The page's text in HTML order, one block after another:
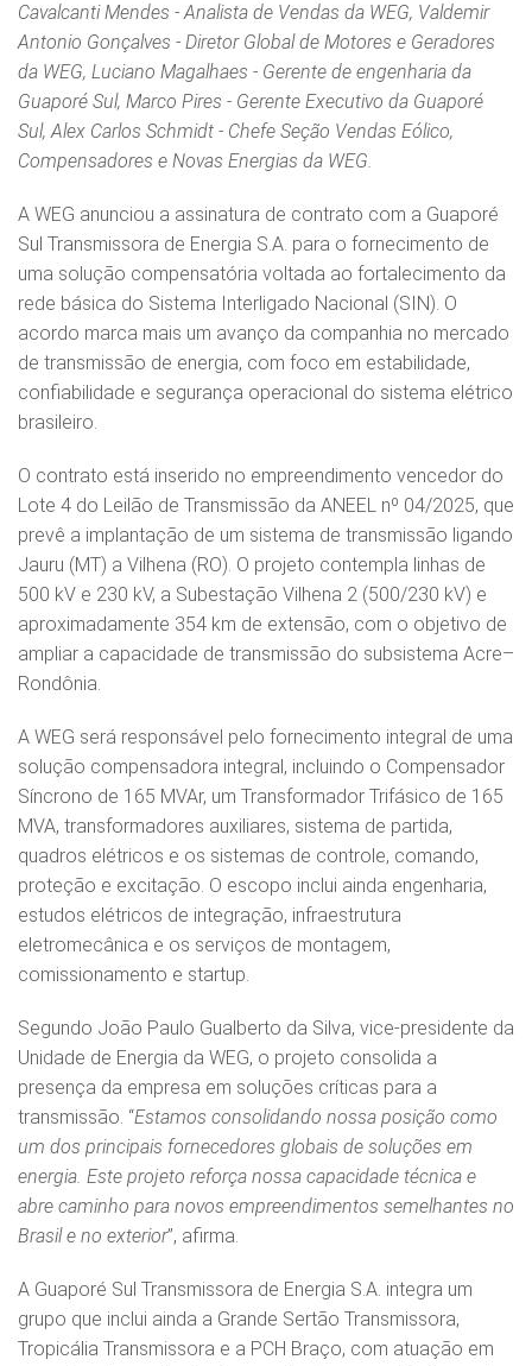
Cavalcanti Mendes - Analista de Vendas da WEG, Valdemir
Antonio Gonçalves - Diretor Global de Motores e Geradores
da WEG, Luciano Magalhaes - Gerente de engenharia da
Guaporé Sul, Marco Pires - Gerente Executivo da Guaporé
Sul, Alex Carlos Schmidt - Chefe Seção Vendas Eólico,
Compensadores e Novas Energias da WEG.
A WEG anunciou a assinatura de contrato com a Guaporé
Sul Transmissora de Energia S.A. para o fornecimento de
uma solução compensatória voltada ao fortalecimento da
rede básica do Sistema Interligado Nacional (SIN). O
acordo marca mais um avanço da companhia no mercado
de transmissão de energia, com foco em estabilidade,
confiabilidade e segurança operacional do sistema elétrico
brasileiro.
O contrato está inserido no empreendimento vencedor do
Lote 4 do Leilão de Transmissão da ANEEL nº 04/2025, que
prevê a implantação de um sistema de transmissão ligando
Jauru (MT) a Vilhena (RO). O projeto contempla linhas de
500 kV e 230 kV, a Subestação Vilhena 2 (500/230 kV) e
aproximadamente 354 km de extensão, com o objetivo de
ampliar a capacidade de transmissão do subsistema Acre–
Rondônia.
A WEG será responsável pelo fornecimento integral de uma
solução compensadora integral, incluindo o Compensador
Síncrono de 165 MVAr, um Transformador Trifásico de 165
MVA, transformadores auxiliares, sistema de partida,
quadros elétricos e os sistemas de controle, comando,
proteção e excitação. O escopo inclui ainda engenharia,
estudos elétricos de integração, infraestrutura
eletromecânica e os serviços de montagem,
comissionamento e startup.
Segundo João Paulo Gualberto da Silva, vice-presidente da
Unidade de Energia da WEG, o projeto consolida a
presença da empresa em soluções críticas para a
transmissão. “Estamos consolidando nossa posição como
um dos principais fornecedores globais de soluções em
energia. Este projeto reforça nossa capacidade técnica e
abre caminho para novos empreendimentos semelhantes no
Brasil e no exterior”, afirma.
A Guaporé Sul Transmissora de Energia S.A. integra um
grupo que inclui ainda a Grande Sertão Transmissora,
Tropicália Transmissora e a PCH Braço, com atuação em